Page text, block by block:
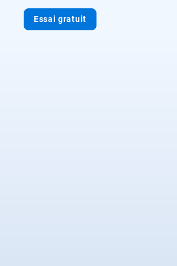
Essai gratuit